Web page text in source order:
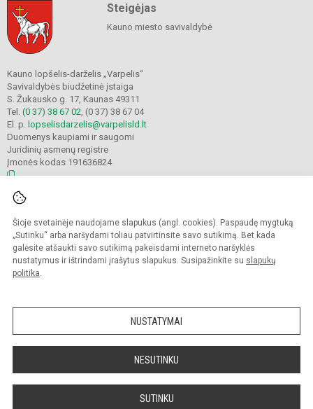
Šioje svetainėje naudojame slapukus (angl. cookies). Paspaudę mygtuką
„Sutinku“ arba naršydami toliau patvirtinsite savo sutikimą. Bet kada
galėsite atšaukti savo sutikimą pakeisdami interneto naršyklės
nustatymus ir ištrindami įrašytus slapukus. Susipažinkite su slapukų
politika.
NUSTATYMAI
NESUTINKU
SUTINKU
Steigėjas
Kauno miesto savivaldybė
Kauno lopšelis-darželis „Varpelis“
Savivaldybės biudžetinė įstaiga
S. Žukausko g. 17, Kaunas 49311
Tel. (0 37) 38 67 02 , (0 37) 38 67 04
El. p. lopselisdarzelis@varpelisld.lt
Duomenys kaupiami ir saugomi
Juridinių asmenų registre
Įmonės kodas 191636824
Kopijuoti turinį be raštiško įstaigos administracijos sutikimo griežtai draudžiama.
Prieinamumo paraiška Slapukų politika
Sumanus būdas atnaujinti